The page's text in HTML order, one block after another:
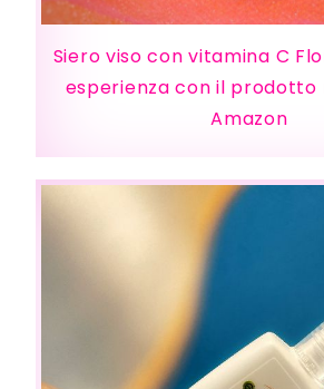
Siero viso con vitamina C
esperienza con il prodotto
Amazon